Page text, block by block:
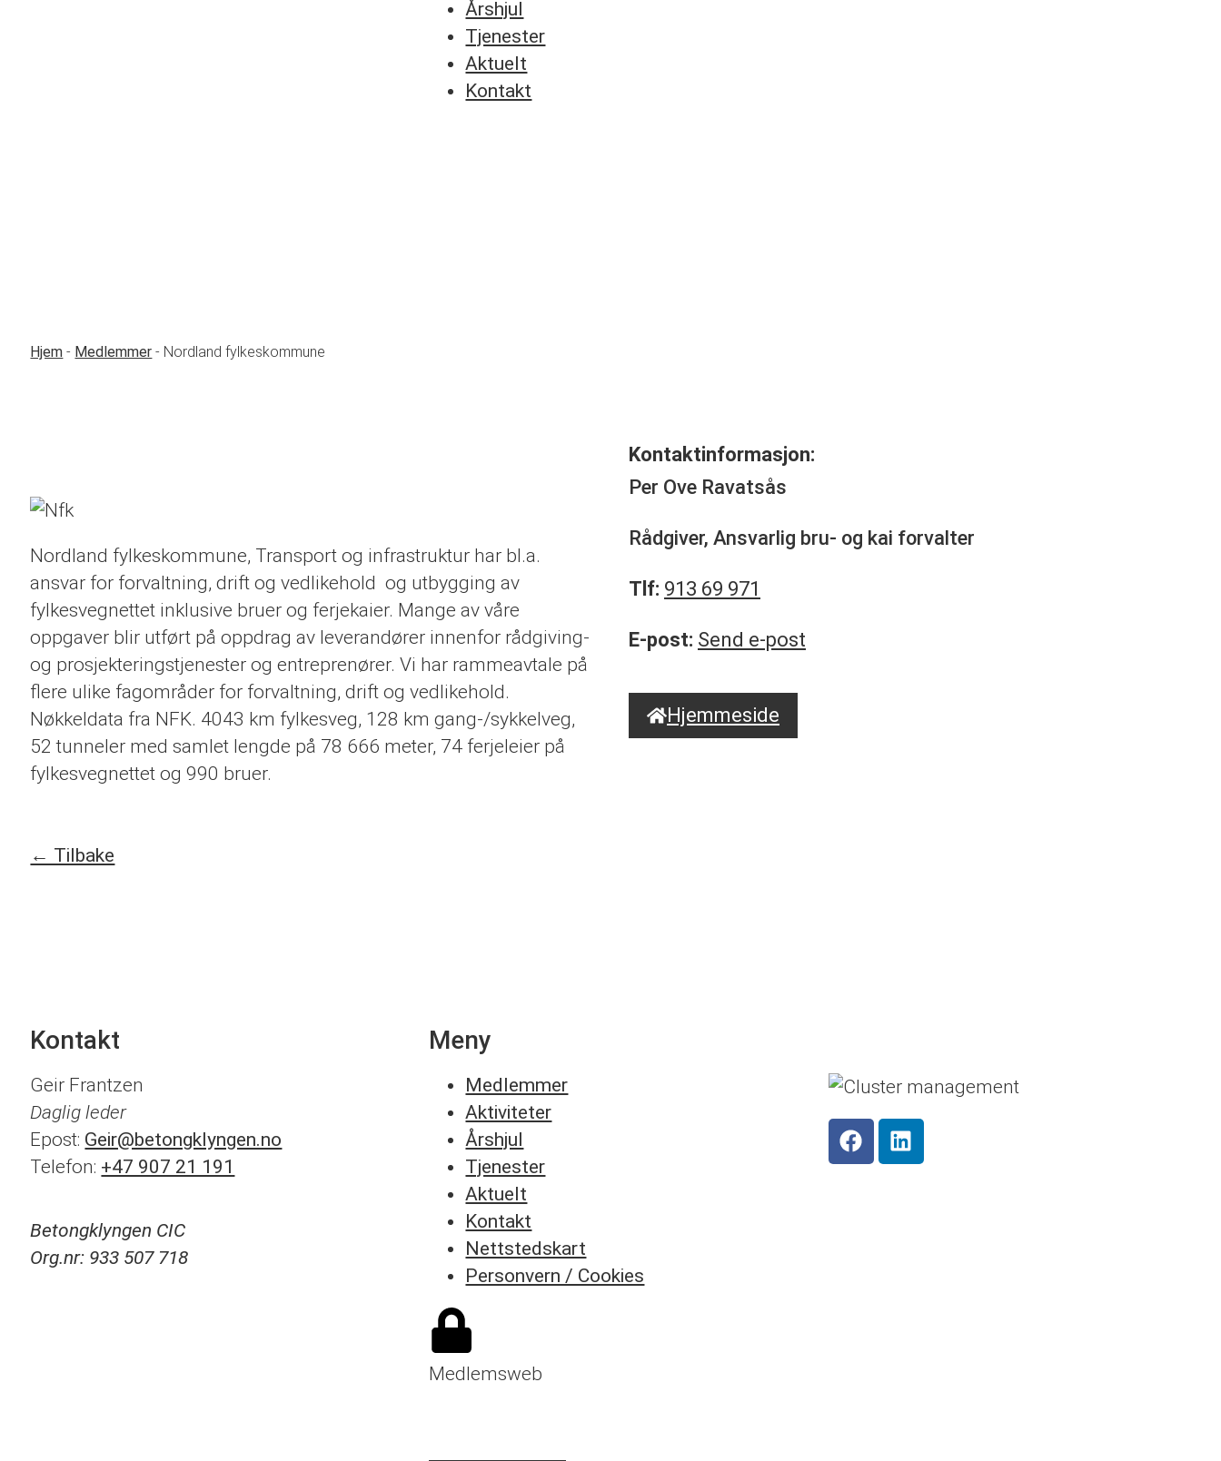
Årshjul
Tjenester
Aktuelt
Kontakt
Hjem - Medlemmer - Nordland fylkeskommune
Nordland fylkeskommune, Transport og infrastruktur har bl.a.
ansvar for forvaltning, drift og vedlikehold og utbygging av
fylkesvegnettet inklusive bruer og ferjekaier. Mange av våre
oppgaver blir utført på oppdrag av leverandører innenfor rådgiving-
og prosjekteringstjenester og entreprenører. Vi har rammeavtale på
flere ulike fagområder for forvaltning, drift og vedlikehold.
Nøkkeldata fra NFK. 4043 km fylkesveg, 128 km gang-/sykkelveg,
52 tunneler med samlet lengde på 78 666 meter, 74 ferjeleier på
fylkesvegnettet og 990 bruer.
← Tilbake
Kontaktinformasjon:
Per Ove Ravatsås
Rådgiver, Ansvarlig bru- og kai forvalter
Tlf: 913 69 971
E-post: Send e-post
Hjemmeside
Kontakt
Geir Frantzen
Daglig leder
Epost: Geir@betongklyngen.no
Telefon: +47 907 21 191
Betongklyngen CIC
Org.nr: 933 507 718
Meny
Medlemmer
Aktiviteter
Årshjul
Tjenester
Aktuelt
Kontakt
Nettstedskart
Personvern / Cookies
Medlemsweb